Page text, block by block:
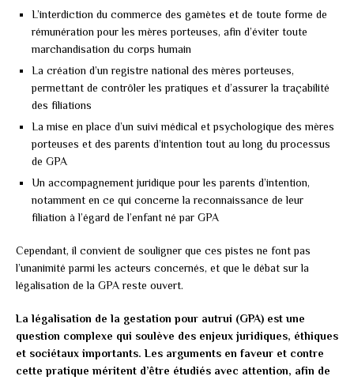
L’interdiction du commerce des gamètes et de toute forme de
rémunération pour les mères porteuses, afin d’éviter toute
marchandisation du corps humain
La création d’un registre national des mères porteuses,
permettant de contrôler les pratiques et d’assurer la traçabilité
des filiations
La mise en place d’un suivi médical et psychologique des mères
porteuses et des parents d’intention tout au long du processus
de GPA
Un accompagnement juridique pour les parents d’intention,
notamment en ce qui concerne la reconnaissance de leur
filiation à l’égard de l’enfant né par GPA
Cependant, il convient de souligner que ces pistes ne font pas
l’unanimité parmi les acteurs concernés, et que le débat sur la
légalisation de la GPA reste ouvert.
La légalisation de la gestation pour autrui (GPA) est une
question complexe qui soulève des enjeux juridiques, éthiques
et sociétaux importants. Les arguments en faveur et contre
cette pratique méritent d’être étudiés avec attention, afin de